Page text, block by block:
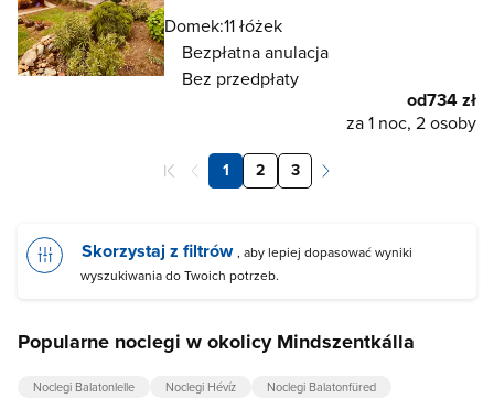
Domek:11 łóżek
Bezpłatna anulacja
Bez przedpłaty
od734 zł
za 1 noc, 2 osoby
1 2 3
Skorzystaj z filtrów , aby lepiej dopasować wyniki
wyszukiwania do Twoich potrzeb.
Popularne noclegi w okolicy Mindszentkálla
Noclegi Balatonlelle Noclegi Hévíz
Noclegi Balatonfüred